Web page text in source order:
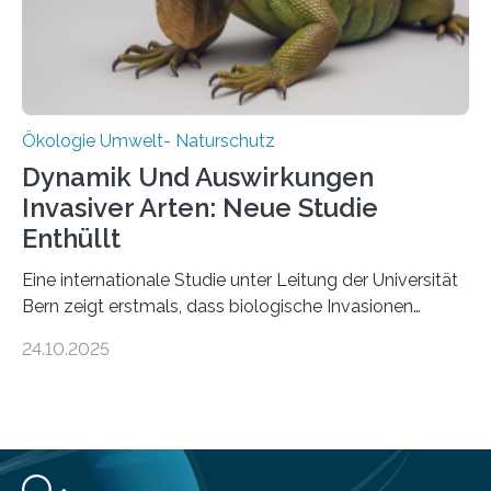
Wissenschaftlerinnen und Wissenschaftlern des
Thünen-Instituts für Agrarklimaschutz…
Ökologie Umwelt- Naturschutz
Dynamik Und Auswirkungen
Invasiver Arten: Neue Studie
Enthüllt
Eine internationale Studie unter Leitung der Universität
Bern zeigt erstmals, dass biologische Invasionen
Einige Auswirkungen, insbesondere der durch invasive
des Nährstoffgehalts im Boden, klingen mit
24.10.2025